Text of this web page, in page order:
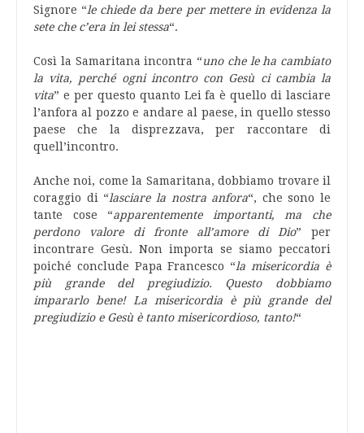
Signore “le chiede da bere per mettere in evidenza la
sete che c’era in lei stessa“.
Così la Samaritana incontra “uno che le ha cambiato
la vita, perché ogni incontro con Gesù ci cambia la
vita” e per questo quanto Lei fa è quello di lasciare
l’anfora al pozzo e andare al paese, in quello stesso
paese che la disprezzava, per raccontare di
quell’incontro.
Anche noi, come la Samaritana, dobbiamo trovare il
coraggio di “lasciare la nostra anfora“, che sono le
tante cose “apparentemente importanti, ma che
perdono valore di fronte all’amore di Dio” per
incontrare Gesù. Non importa se siamo peccatori
poiché conclude Papa Francesco “la misericordia è
più grande del pregiudizio. Questo dobbiamo
impararlo bene! La misericordia è più grande del
pregiudizio e Gesù è tanto misericordioso, tanto!“